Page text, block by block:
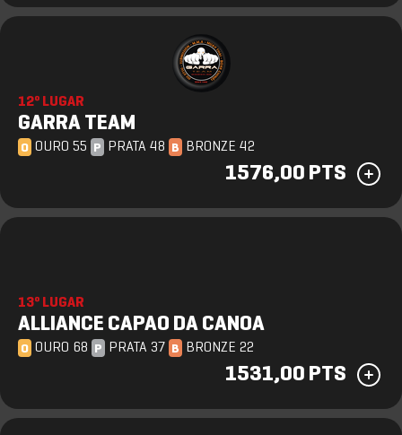
12º LUGAR
GARRA TEAM
O OURO 55 P PRATA 48 B BRONZE 42
1576,00 PTS
13º LUGAR
ALLIANCE CAPAO DA CANOA
O OURO 68 P PRATA 37 B BRONZE 22
1531,00 PTS